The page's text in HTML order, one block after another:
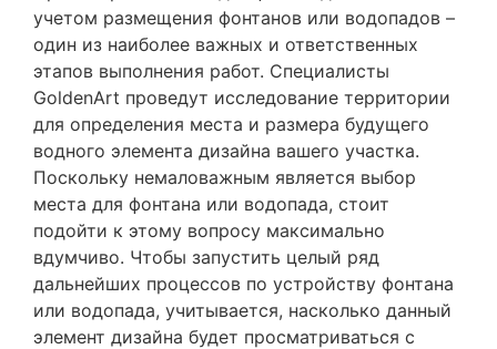
учетом размещения фонтанов или водопадов –
один из наиболее важных и ответственных
этапов выполнения работ. Специалисты
GoldenArt проведут исследование территории
для определения места и размера будущего
водного элемента дизайна вашего участка.
Поскольку немаловажным является выбор
места для фонтана или водопада, стоит
подойти к этому вопросу максимально
вдумчиво. Чтобы запустить целый ряд
дальнейших процессов по устройству фонтана
или водопада, учитывается, насколько данный
элемент дизайна будет просматриваться с